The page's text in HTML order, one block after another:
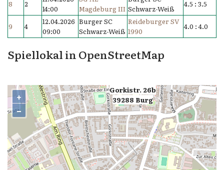
8 2
14:00
Magdeburg III Schwarz-Weiß
4.5 : 3.5
9 4
12.04.2026
09:00
Burger SC
Schwarz-Weiß
Reideburger SV
1990
4.0 : 4.0
Spiellokal in OpenStreetMap
+
−
Gorkistr. 26b
39288 Burg
,